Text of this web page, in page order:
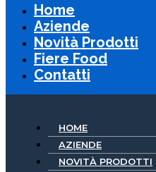
Home
Aziende
Novità Prodotti
Fiere Food
Contatti
HOME
AZIENDE
NOVITÀ PRODOTTI